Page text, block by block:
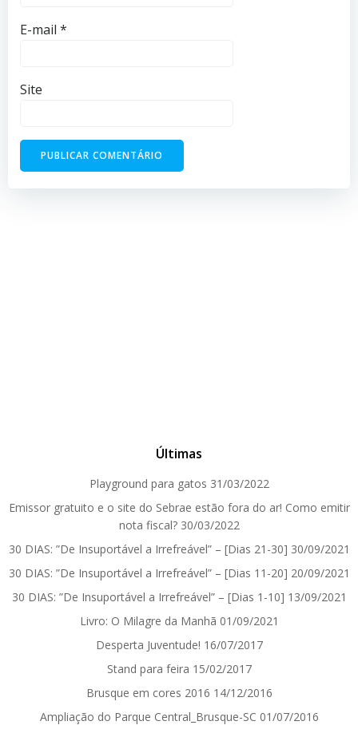
E-mail *
Site
Últimas
Playground para gatos 31/03/2022
Emissor gratuito e o site do Sebrae estão fora do ar! Como emitir
nota fiscal? 30/03/2022
30 DIAS: ”De Insuportável a Irrefreável” – [Dias 21-30] 30/09/2021
30 DIAS: ”De Insuportável a Irrefreável” – [Dias 11-20] 20/09/2021
30 DIAS: ”De Insuportável a Irrefreável” – [Dias 1-10] 13/09/2021
Livro: O Milagre da Manhã 01/09/2021
Desperta Juventude! 16/07/2017
Stand para feira 15/02/2017
Brusque em cores 2016 14/12/2016
Ampliação do Parque Central_Brusque-SC 01/07/2016